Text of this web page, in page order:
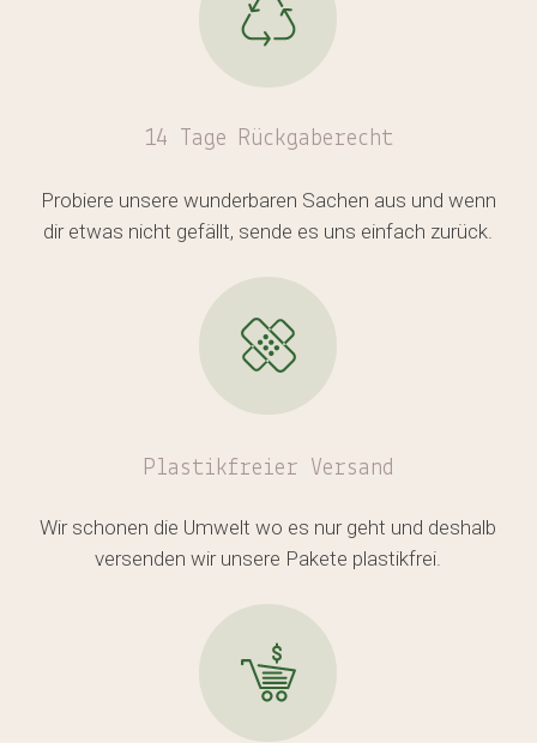
Es befinden sich keine Produkte
im Warenkorb.
GO TO SHOP
14 Tage Rückgaberecht
Probiere unsere wunderbaren Sachen aus und wenn
dir etwas nicht gefällt, sende es uns einfach zurück.
Plastikfreier Versand
Wir schonen die Umwelt wo es nur geht und deshalb
versenden wir unsere Pakete plastikfrei.